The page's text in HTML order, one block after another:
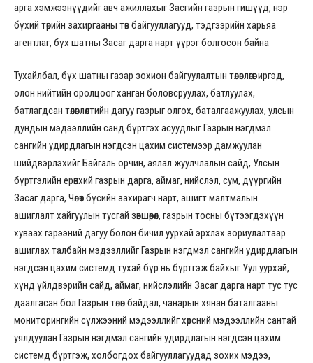
арга хэмжээнүүдийг авч ажиллахыг Засгийн газрын гишүүд, нэр
бүхий төрийн захиргааны төв байгууллагууд, тэдгээрийн харьяа
агентлаг, бүх шатны Засаг дарга нарт үүрэг болгосон байна
Тухайлбал, бүх шатны газар зохион байгуулалтын төлөвлөгөөг иргэд,
олон нийтийн оролцоог ханган боловсруулах, батлуулах,
батлагдсан төлөвлөлтийн дагуу газрыг олгох, баталгаажуулах, улсын
дундын мэдээллийн санд бүртгэх асуудлыг Газрын нэгдмэл
сангийн удирдлагын нэгдсэн цахим системээр дамжуулан
шийдвэрлэхийг Байгаль орчин, аялал жуулчлалын сайд, Улсын
бүртгэлийн ерөнхий газрын дарга, аймаг, нийслэл, сум, дүүргийн
Засаг дарга, Чөлөөт бүсийн захирагч нарт, ашигт малтмалын
ашиглалт хайгуулын тусгай зөвшөөрөл, газрын тосны бүтээгдэхүүн
хуваах гэрээний дагуу болон бичил уурхай эрхлэх зориулалтаар
ашиглах талбайн мэдээллийг Газрын нэгдмэл сангийн удирдлагын
нэгдсэн цахим системд тухай бүр нь бүртгэж байхыг Уул уурхай,
хүнд үйлдвэрийн сайд, аймаг, нийслэлийн Засаг дарга нарт тус тус
даалгасан бол Газрын төлөв байдал, чанарын хянан баталгааны
мониторингийн сүлжээний мэдээллийг хөрсний мэдээллийн сантай
уялдуулан Газрын нэгдмэл сангийн удирдлагын нэгдсэн цахим
системд бүртгэж, холбогдох байгууллагуудад зохих мэдээ,